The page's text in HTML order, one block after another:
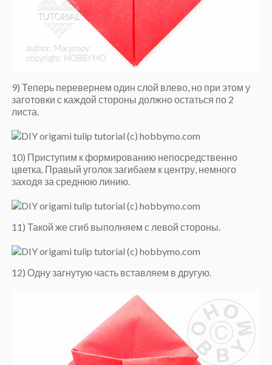
9) Теперь перевернем один слой влево, но при этом у
заготовки с каждой стороны должно остаться по 2
листа.
10) Приступим к формированию непосредственно
цветка. Правый уголок загибаем к центру, немного
заходя за среднюю линию.
11) Такой же сгиб выполняем с левой стороны.
12) Одну загнутую часть вставляем в другую.